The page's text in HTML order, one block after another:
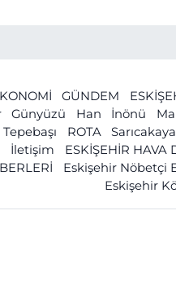
GÜNDEM
Günyüzü Han İnönü
Tepebaşı ROTA Sarıcakaya
İletişim
ESKİŞEHİR HAVA
Eskişehir Nöbetçi
Eskişehir